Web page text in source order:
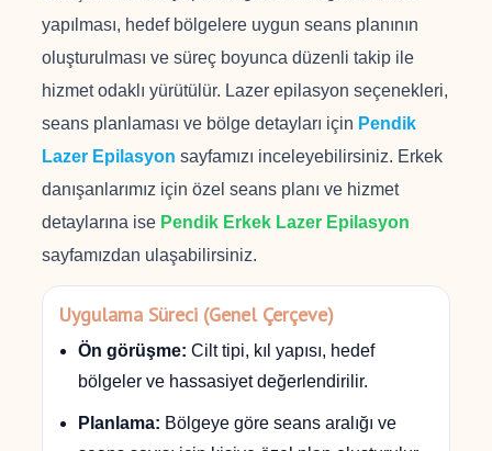
yapılması, hedef bölgelere uygun seans planının
oluşturulması ve süreç boyunca düzenli takip ile
hizmet odaklı yürütülür. Lazer epilasyon seçenekleri,
seans planlaması ve bölge detayları için Pendik
Lazer Epilasyon sayfamızı inceleyebilirsiniz. Erkek
danışanlarımız için özel seans planı ve hizmet
detaylarına ise Pendik Erkek Lazer Epilasyon
sayfamızdan ulaşabilirsiniz.
Uygulama Süreci (Genel Çerçeve)
Ön görüşme: Cilt tipi, kıl yapısı, hedef
bölgeler ve hassasiyet değerlendirilir.
Planlama: Bölgeye göre seans aralığı ve